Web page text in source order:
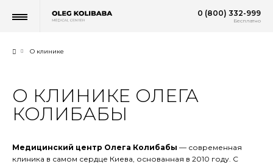
0 (800) 332-999
Бесплатно
О клинике
О КЛИНИКЕ ОЛЕГА
КОЛИБАБЫ
Медицинский центр Олега Колибабы — современная
клиника в самом сердце Киева, основанная в 2010 году. С